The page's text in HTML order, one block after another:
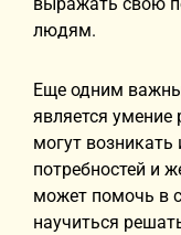
людям.
Еще одним
является
могут возникать
потребностей и
может помочь в
научиться